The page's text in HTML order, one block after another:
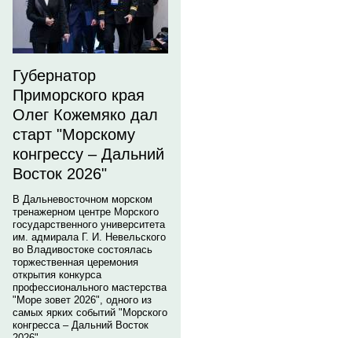
Губернатор
Приморского края
Олег Кожемяко дал
старт "Морскому
конгрессу – Дальний
Восток 2026"
В Дальневосточном морском
тренажерном центре Морского
государственного университета
им. адмирала Г. И. Невельского
во Владивостоке состоялась
торжественная церемония
открытия конкурса
профессионального мастерства
"Море зовет 2026", одного из
самых ярких событий "Морского
конгресса – Дальний Восток